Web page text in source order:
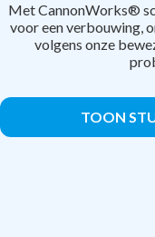
Met CannonWorks®
voor een verbouwing,
volgens onze
TOON